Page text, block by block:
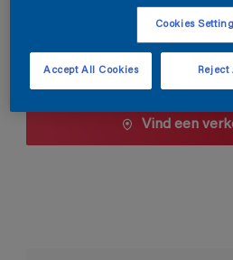
Verfcalculator
Vind een
Cookies
Reject
Accept All Cookies